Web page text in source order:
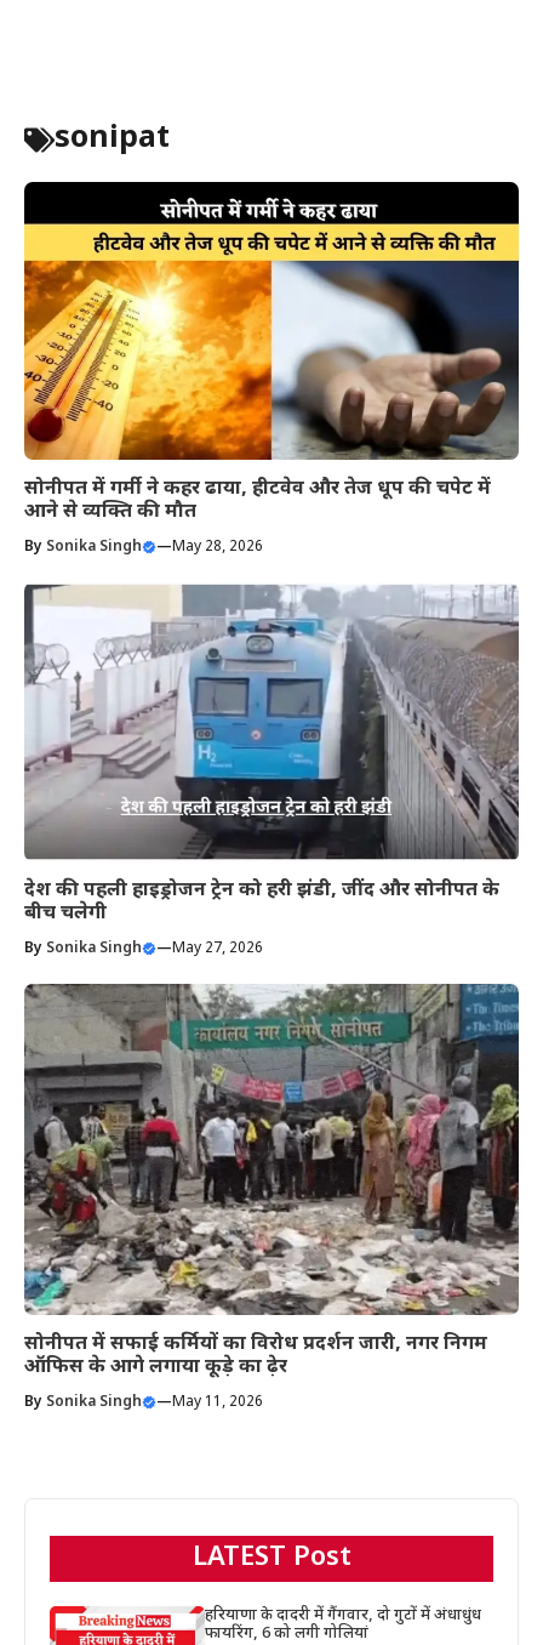
sonipat
सोनीपत में गर्मी ने कहर ढाया, हीटवेव और तेज धूप की चपेट में
आने से व्यक्ति की मौत
By Sonika Singh —May 28, 2026
देश की पहली हाइड्रोजन ट्रेन को हरी झंडी, जींद और सोनीपत के
बीच चलेगी
By Sonika Singh —May 27, 2026
सोनीपत में सफाई कर्मियों का विरोध प्रदर्शन जारी, नगर निगम
ऑफिस के आगे लगाया कूड़े का ढ़ेर
By Sonika Singh —May 11, 2026
LATEST Post
हरियाणा के दादरी में गैंगवार, दो गुटों में अंधाधुंध
फायरिंग, 6 को लगी गोलियां